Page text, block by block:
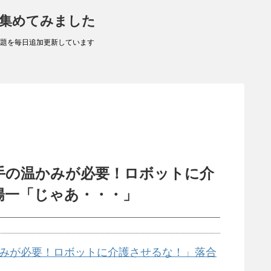
めてみました
を毎日追加更新しています
温かみが必要！ロボットに介
「じゃあ・・・」
が必要！ロボットに介護させるな！」落合